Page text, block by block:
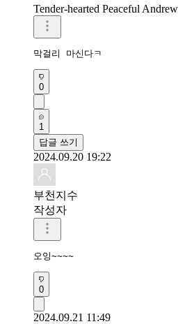
Tender-hearted Peaceful Andrew
막걸리 마신다ㅋ
0
1
답글 쓰기
2024.09.20 19:22
부천지수
작성자
오잉~~~~
0
2024.09.21 11:49